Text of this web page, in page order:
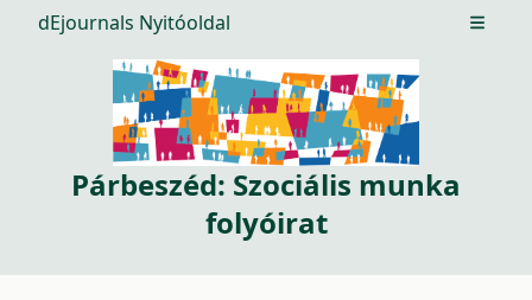
dEjournals Nyitóoldal Open
Párbeszéd: Szociális munka
folyóirat